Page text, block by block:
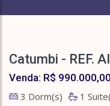
Catumbi - REF.
Venda: R$ 990.000,00
3 Dorm(s)
1